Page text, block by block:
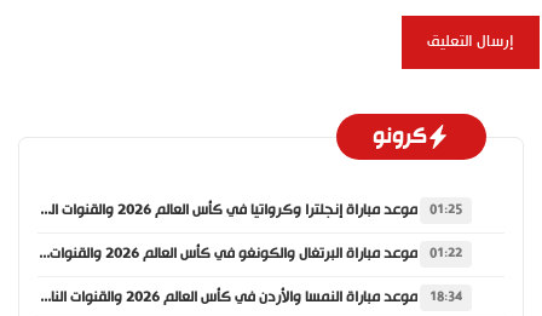
كرونو
01:25 موعد مباراة إنجلترا وكرواتيا في كأس العالم 2026 والقنوات الناقلة
01:22 موعد مباراة البرتغال والكونغو في كأس العالم 2026 والقنوات الناقلة
18:34 موعد مباراة النمسا والأردن في كأس العالم 2026 والقنوات الناقلة